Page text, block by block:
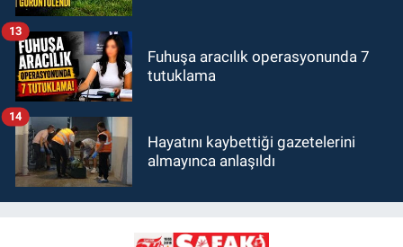
Fuhuşa aracılık operasyonunda 7
tutuklama
13
Hayatını kaybettiği gazetelerini
almayınca anlaşıldı
14